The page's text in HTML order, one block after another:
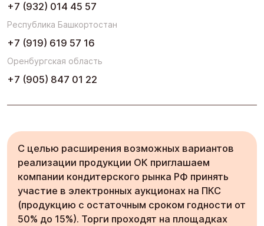
+7 (932) 014 45 57
Республика Башкортостан
+7 (919) 619 57 16
Оренбургская область
+7 (905) 847 01 22
С целью расширения возможных вариантов
реализации продукции ОК приглашаем
компании кондитерского рынка РФ принять
участие в электронных аукционах на ПКС
(продукцию с остаточным сроком годности от
50% до 15%). Торги проходят на площадках